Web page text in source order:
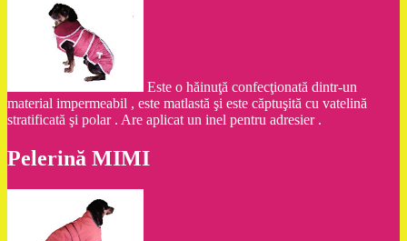
Este o hăinuţă confecţionată dintr-un
material impermeabil , este matlastă şi este căptuşită cu vatelină
stratificată şi polar . Are aplicat un inel pentru adresier .
Pelerină MIMI